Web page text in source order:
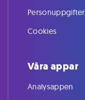
Personuppgifter
Cookies
Våra appar
Analysappen